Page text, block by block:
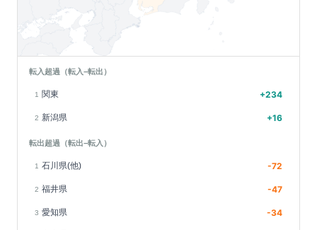
転入超過（転入−転出）
1 関東 +234
2 新潟県 +16
転出超過（転出−転入）
1 石川県(他) -72
2 福井県 -47
3 愛知県 -34